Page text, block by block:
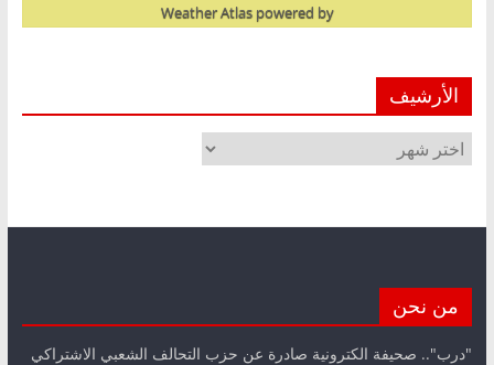
powered by
Weather Atlas
الأرشيف
الأرشيف
من نحن
"درب".. صحيفة الكترونية صادرة عن حزب التحالف الشعبي الاشتراكي